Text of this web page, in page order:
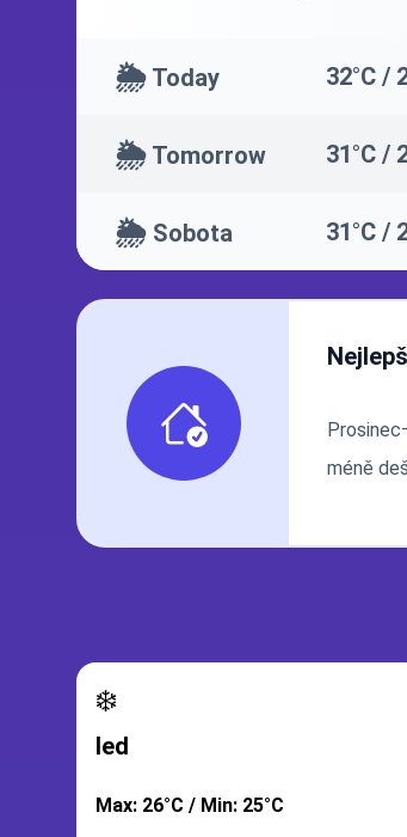
🌦️ Today 32°C /
🌦️ Tomorrow 31°C /
🌦️ Sobota 31°C /
méně
❄️
led
Max: 26°C / Min: 25°C